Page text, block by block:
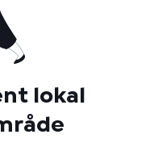
lokal